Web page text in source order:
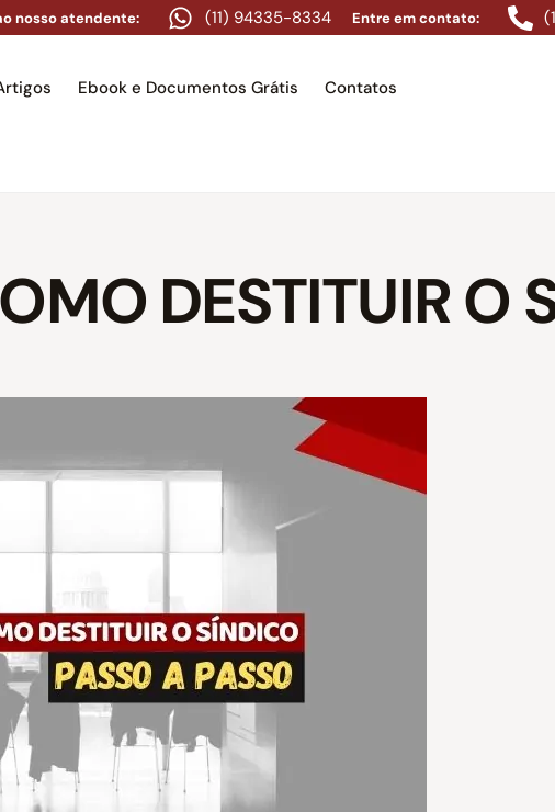
nosso atendente: (11) 94335-8334 Entre em contato:
Ebook e Documentos Grátis Contatos
DESTITUIR O